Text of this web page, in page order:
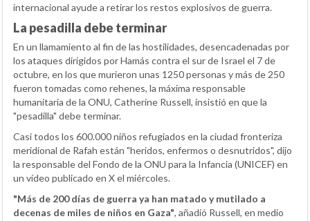
internacional ayude a retirar los restos explosivos de guerra.
La pesadilla debe terminar
En un llamamiento al fin de las hostilidades, desencadenadas por
los ataques dirigidos por Hamás contra el sur de Israel el 7 de
octubre, en los que murieron unas 1250 personas y más de 250
fueron tomadas como rehenes, la máxima responsable
humanitaria de la ONU, Catherine Russell, insistió en que la
"pesadilla" debe terminar.
Casi todos los 600.000 niños refugiados en la ciudad fronteriza
meridional de Rafah están "heridos, enfermos o desnutridos", dijo
la responsable del Fondo de la ONU para la Infancia (UNICEF) en
un vídeo publicado en X el miércoles.
"Más de 200 días de guerra ya han matado y mutilado a
decenas de miles de niños en Gaza", añadió Russell, en medio